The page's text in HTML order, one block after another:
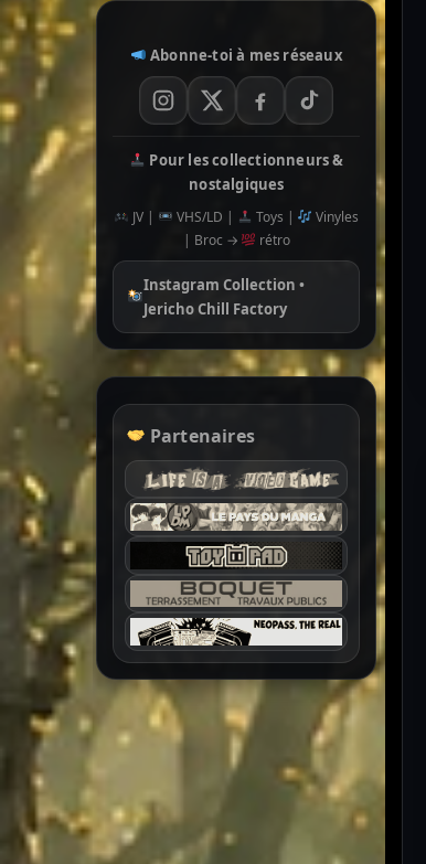
Abonne-toi à mes réseaux
Pour les collectionneurs &
nostalgiques
JV | VHS/LD | Toys |
Vinyles
| Broc →
rétro
Instagram Collection •
Jericho Chill Factory
Partenaires